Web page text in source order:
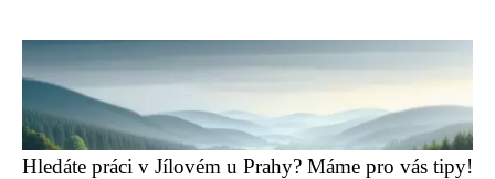
Hledáte práci v Jílovém u Prahy? Máme pro vás tipy!